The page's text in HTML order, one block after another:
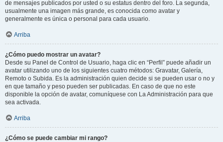
de mensajes publicados por usted o su estatus dentro del foro. La segunda,
usualmente una imagen más grande, es conocida como avatar y
generalmente es única o personal para cada usuario.
Arriba
¿Cómo puedo mostrar un avatar?
Desde su Panel de Control de Usuario, haga clic en “Perfil” puede añadir un
avatar utilizando uno de los siguientes cuatro métodos: Gravatar, Galería,
Remoto o Subida. Es la administración quien decide si se pueden usar o no y
en que tamaño y peso pueden ser publicadas. En caso de que no este
disponible la opción de avatar, comuníquese con La Administración para que
sea activada.
Arriba
¿Cómo se puede cambiar mi rango?